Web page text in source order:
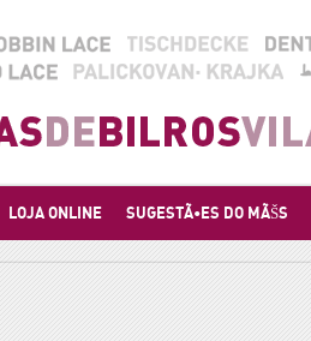
LOJA ONLINE SUGESTÃ•ES DO MÃŠS